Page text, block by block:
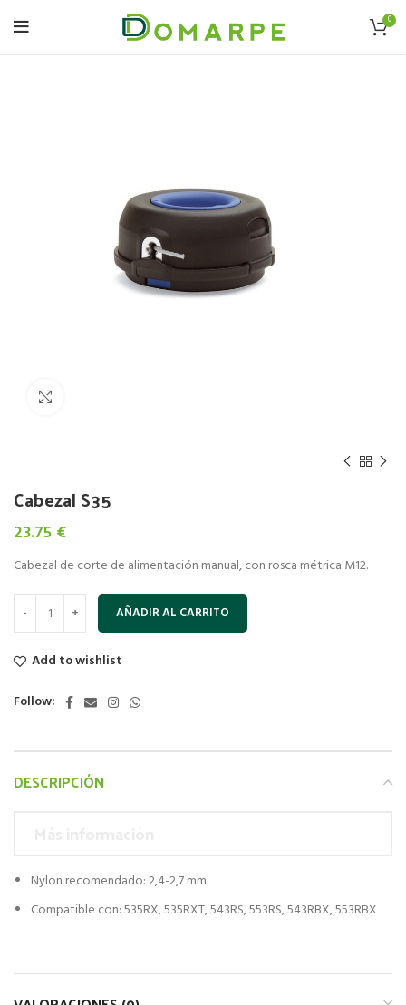
0
Cabezal S35
23.75 €
Cabezal de corte de alimentación manual, con rosca métrica M12.
AÑADIR AL CARRITO
Add to wishlist
Follow:
DESCRIPCIÓN
Nylon recomendado: 2,4-2,7 mm
Compatible con: 535RX, 535RXT, 543RS, 553RS, 543RBX, 553RBX